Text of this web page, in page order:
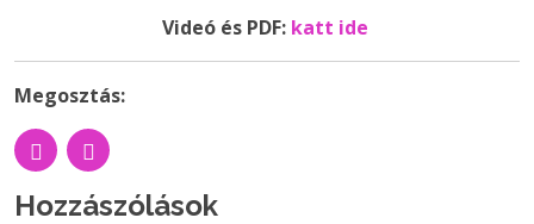
Videó és PDF: katt ide
Megosztás:
Hozzászólások